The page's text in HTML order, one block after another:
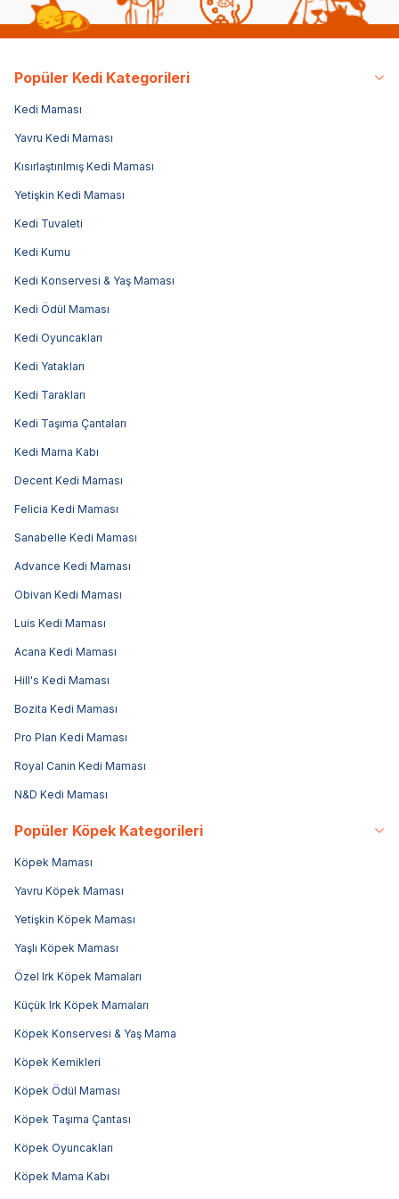
Popüler Kedi Kategorileri
Kedi Maması
Yavru Kedi Maması
Kısırlaştırılmış Kedi Maması
Yetişkin Kedi Maması
Kedi Tuvaleti
Kedi Kumu
Kedi Konservesi & Yaş Maması
Kedi Ödül Maması
Kedi Oyuncakları
Kedi Yatakları
Kedi Tarakları
Kedi Taşıma Çantaları
Kedi Mama Kabı
Decent Kedi Maması
Felicia Kedi Maması
Sanabelle Kedi Maması
Advance Kedi Maması
Obivan Kedi Maması
Luis Kedi Maması
Acana Kedi Maması
Hill's Kedi Maması
Bozita Kedi Maması
Pro Plan Kedi Maması
Royal Canin Kedi Maması
N&D Kedi Maması
Popüler Köpek Kategorileri
Köpek Maması
Yavru Köpek Maması
Yetişkin Köpek Maması
Yaşlı Köpek Maması
Özel Irk Köpek Mamaları
Küçük Irk Köpek Mamaları
Köpek Konservesi & Yaş Mama
Köpek Kemikleri
Köpek Ödül Maması
Köpek Taşıma Çantası
Köpek Oyuncakları
Köpek Mama Kabı